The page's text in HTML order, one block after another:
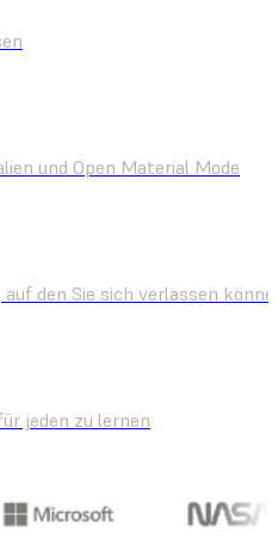
und Open Material Mode
den Sie sich verlassen
jeden zu lernen